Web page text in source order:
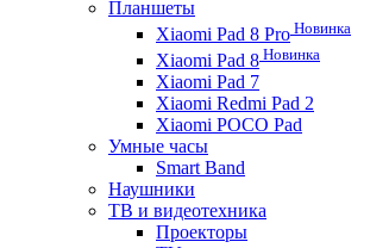
Планшеты
Xiaomi Pad 8 Pro Новинка
Xiaomi Pad 8 Новинка
Xiaomi Pad 7
Xiaomi Redmi Pad 2
Xiaomi POCO Pad
Умные часы
Smart Band
Наушники
ТВ и видеотехника
Проекторы